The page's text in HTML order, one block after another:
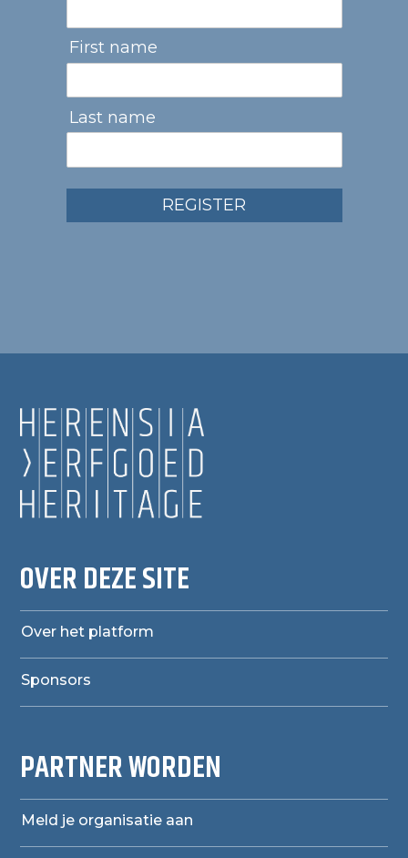
First name
Last name
REGISTER
OVER DEZE SITE
Over het platform
Sponsors
PARTNER WORDEN
Meld je organisatie aan